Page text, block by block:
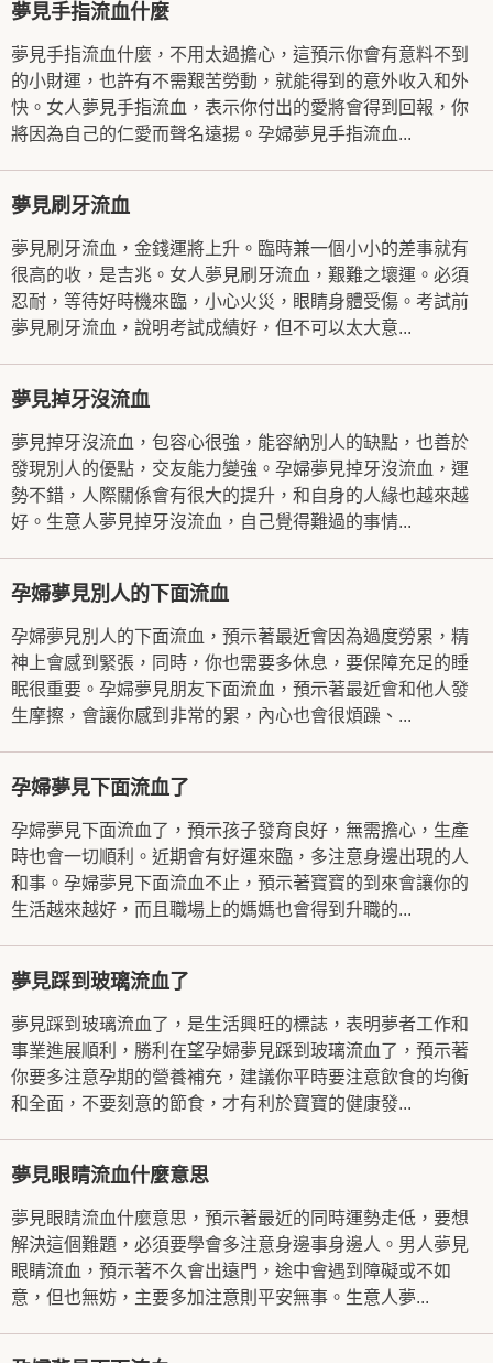
夢見手指流血什麼
夢見手指流血什麼，不用太過擔心，這預示你會有意料不到
的小財運，也許有不需艱苦勞動，就能得到的意外收入和外
快。女人夢見手指流血，表示你付出的愛將會得到回報，你
將因為自己的仁愛而聲名遠揚。孕婦夢見手指流血...
夢見刷牙流血
夢見刷牙流血，金錢運將上升。臨時兼一個小小的差事就有
很高的收，是吉兆。女人夢見刷牙流血，艱難之壞運。必須
忍耐，等待好時機來臨，小心火災，眼睛身體受傷。考試前
夢見刷牙流血，說明考試成績好，但不可以太大意...
夢見掉牙沒流血
夢見掉牙沒流血，包容心很強，能容納別人的缺點，也善於
發現別人的優點，交友能力變強。孕婦夢見掉牙沒流血，運
勢不錯，人際關係會有很大的提升，和自身的人緣也越來越
好。生意人夢見掉牙沒流血，自己覺得難過的事情...
孕婦夢見別人的下面流血
孕婦夢見別人的下面流血，預示著最近會因為過度勞累，精
神上會感到緊張，同時，你也需要多休息，要保障充足的睡
眠很重要。孕婦夢見朋友下面流血，預示著最近會和他人發
生摩擦，會讓你感到非常的累，內心也會很煩躁、...
孕婦夢見下面流血了
孕婦夢見下面流血了，預示孩子發育良好，無需擔心，生產
時也會一切順利。近期會有好運來臨，多注意身邊出現的人
和事。孕婦夢見下面流血不止，預示著寶寶的到來會讓你的
生活越來越好，而且職場上的媽媽也會得到升職的...
夢見踩到玻璃流血了
夢見踩到玻璃流血了，是生活興旺的標誌，表明夢者工作和
事業進展順利，勝利在望孕婦夢見踩到玻璃流血了，預示著
你要多注意孕期的營養補充，建議你平時要注意飲食的均衡
和全面，不要刻意的節食，才有利於寶寶的健康發...
夢見眼睛流血什麼意思
夢見眼睛流血什麼意思，預示著最近的同時運勢走低，要想
解決這個難題，必須要學會多注意身邊事身邊人。男人夢見
眼睛流血，預示著不久會出遠門，途中會遇到障礙或不如
意，但也無妨，主要多加注意則平安無事。生意人夢...